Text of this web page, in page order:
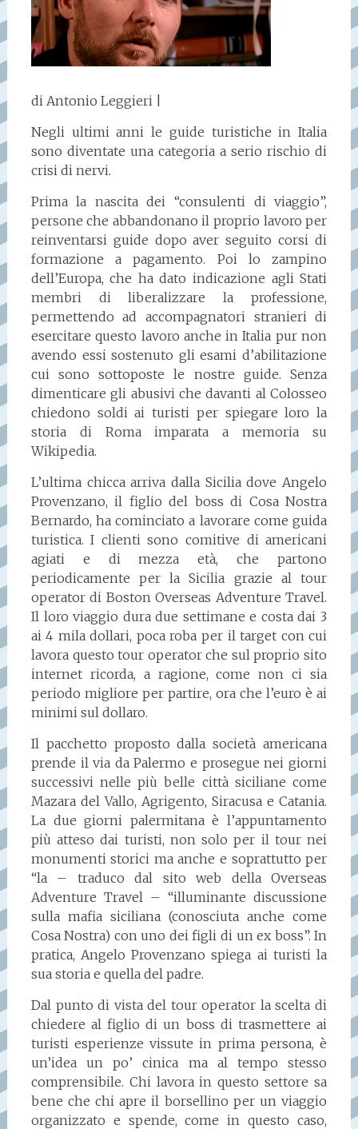
di Antonio Leggieri |
Negli ultimi anni le guide turistiche in Italia
sono diventate una categoria a serio rischio di
crisi di nervi.
Prima la nascita dei “consulenti di viaggio”,
persone che abbandonano il proprio lavoro per
reinventarsi guide dopo aver seguito corsi di
formazione a pagamento. Poi lo zampino
dell’Europa, che ha dato indicazione agli Stati
membri di liberalizzare la professione,
permettendo ad accompagnatori stranieri di
esercitare questo lavoro anche in Italia pur non
avendo essi sostenuto gli esami d’abilitazione
cui sono sottoposte le nostre guide. Senza
dimenticare gli abusivi che davanti al Colosseo
chiedono soldi ai turisti per spiegare loro la
storia di Roma imparata a memoria su
Wikipedia.
L’ultima chicca arriva dalla Sicilia dove Angelo
Provenzano, il figlio del boss di Cosa Nostra
Bernardo, ha cominciato a lavorare come guida
turistica. I clienti sono comitive di americani
agiati e di mezza età, che partono
periodicamente per la Sicilia grazie al tour
operator di Boston Overseas Adventure Travel.
Il loro viaggio dura due settimane e costa dai 3
ai 4 mila dollari, poca roba per il target con cui
lavora questo tour operator che sul proprio sito
internet ricorda, a ragione, come non ci sia
periodo migliore per partire, ora che l’euro è ai
minimi sul dollaro.
Il pacchetto proposto dalla società americana
prende il via da Palermo e prosegue nei giorni
successivi nelle più belle città siciliane come
Mazara del Vallo, Agrigento, Siracusa e Catania.
La due giorni palermitana è l’appuntamento
più atteso dai turisti, non solo per il tour nei
monumenti storici ma anche e soprattutto per
“la – traduco dal sito web della Overseas
Adventure Travel – “illuminante discussione
sulla mafia siciliana (conosciuta anche come
Cosa Nostra) con uno dei figli di un ex boss”. In
pratica, Angelo Provenzano spiega ai turisti la
sua storia e quella del padre.
Dal punto di vista del tour operator la scelta di
chiedere al figlio di un boss di trasmettere ai
turisti esperienze vissute in prima persona, è
un’idea un po’ cinica ma al tempo stesso
comprensibile. Chi lavora in questo settore sa
bene che chi apre il borsellino per un viaggio
organizzato e spende, come in questo caso,